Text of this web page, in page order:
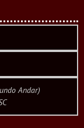
Andar)